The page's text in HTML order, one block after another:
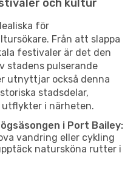
och kultur
för
Från att slappa
festivaler är det den
stadens pulserande
utnyttjar också denna
stadsdelar,
i närheten.
i Port Bailey:
vandring eller cykling
natursköna rutter i